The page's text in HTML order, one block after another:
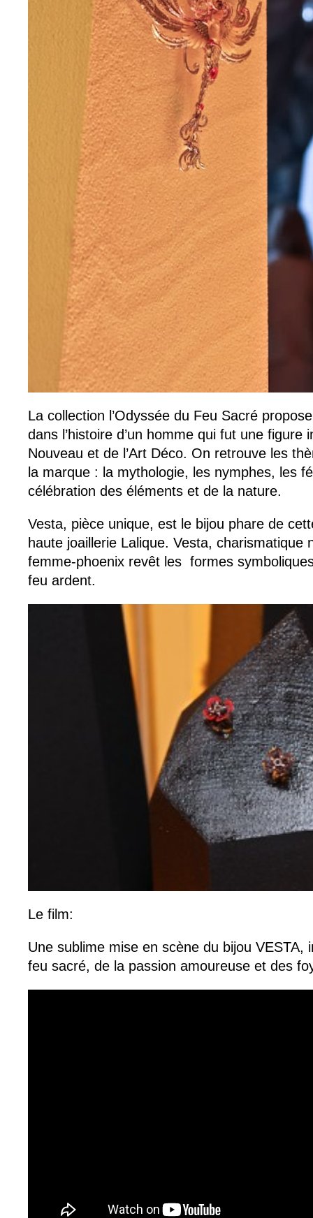
La collection l’Odyssée du Feu Sacré
dans l’histoire d’un homme qui fut une figure
Nouveau et de l’Art Déco. On retrouve les
la marque : la mythologie, les nymphes, les
célébration des éléments et de la nature.
Vesta, pièce unique, est le bijou phare de
haute joaillerie Lalique. Vesta, charismatique
femme-phoenix revêt les formes
feu ardent.
Le film:
Une sublime mise en scène du bijou VESTA,
feu sacré, de la passion amoureuse et des